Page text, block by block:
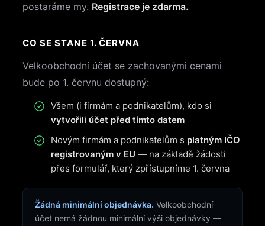
postaráme my. Registrace je zdarma.
CO SE STANE 1. ČERVNA
Velkoobchodní účet se zachovanými cenami
bude po 1. červnu dostupný:
Všem (i firmám a podnikatelům), kdo si
vytvořili účet před tímto datem
Novým firmám a podnikatelům s platným IČO
registrovaným v EU — na základě žádosti
přes formulář, který zpřístupníme 1. června
Žádná minimální objednávka. Velkoobchodní
účet nemá žádnou minimální výši objednávky —